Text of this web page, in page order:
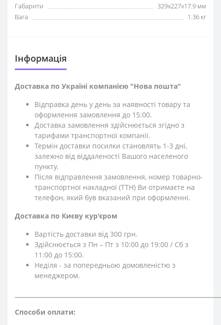
Габарити
329x227x17.9 мм
Вага
1.36 кг
Iнформація
Доставка по Україні компанією "Нова пошта"
Відправка день у день за наявності товару та
оформлення замовлення до 15:00.
Доставка замовлення здійснюється згідно з
тарифами транспортної компанії.
Термін доставки посилки становлять 1-3 дні,
залежно від віддаленості Вашого населеного
пункту.
Після відправлення замовлення, номер товарно-
транспортної накладної (ТТН) Ви отримаєте на
телефон, який був вказаний при оформленні.
Доставка по Києву кур'єром
Вартість доставки від 300 грн.
Здійснюється з Пн – Пт з 10:00 до 19:00 / Сб з
11:00 до 15:00.
Неділя - за попередньою домовленістю з
менеджером.
Способи оплати: